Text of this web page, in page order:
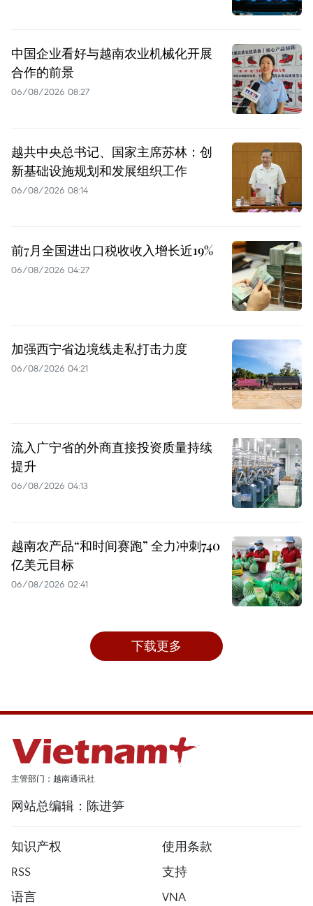
中国企业看好与越南农业机械化开展
合作的前景
06/08/2026 08:27
越共中央总书记、国家主席苏林：创
新基础设施规划和发展组织工作
06/08/2026 08:14
前7月全国进出口税收收入增长近19%
06/08/2026 04:27
加强西宁省边境线走私打击力度
06/08/2026 04:21
流入广宁省的外商直接投资质量持续
提升
06/08/2026 04:13
越南农产品“和时间赛跑” 全力冲刺740
亿美元目标
06/08/2026 02:41
下载更多
主管部门：越南通讯社
网站总编辑：陈进笋
知识产权
使用条款
RSS
支持
语言
VNA